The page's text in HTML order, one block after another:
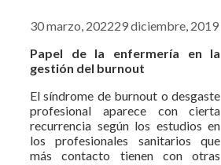
30 marzo, 202229 diciembre, 2019
Papel de la enfermería en la
gestión del burnout
El síndrome de burnout o desgaste
profesional aparece con cierta
recurrencia según los estudios en
los profesionales sanitarios que
más contacto tienen con otras